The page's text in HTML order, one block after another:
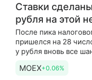
Ставки
рубля на этой
После пика
пришелся на 28
у рубля вновь все
будет вести
MOEX+0.06%